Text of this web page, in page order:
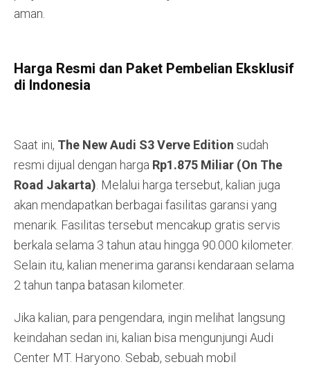
aman.
Harga Resmi dan Paket Pembelian Eksklusif
di Indonesia
Saat ini, The New Audi S3 Verve Edition sudah
resmi dijual dengan harga Rp1.875 Miliar (On The
Road Jakarta) . Melalui harga tersebut, kalian juga
akan mendapatkan berbagai fasilitas garansi yang
menarik. Fasilitas tersebut mencakup gratis servis
berkala selama 3 tahun atau hingga 90.000 kilometer.
Selain itu, kalian menerima garansi kendaraan selama
2 tahun tanpa batasan kilometer.
Jika kalian, para pengendara, ingin melihat langsung
keindahan sedan ini, kalian bisa mengunjungi Audi
Center MT. Haryono. Sebab, sebuah mobil